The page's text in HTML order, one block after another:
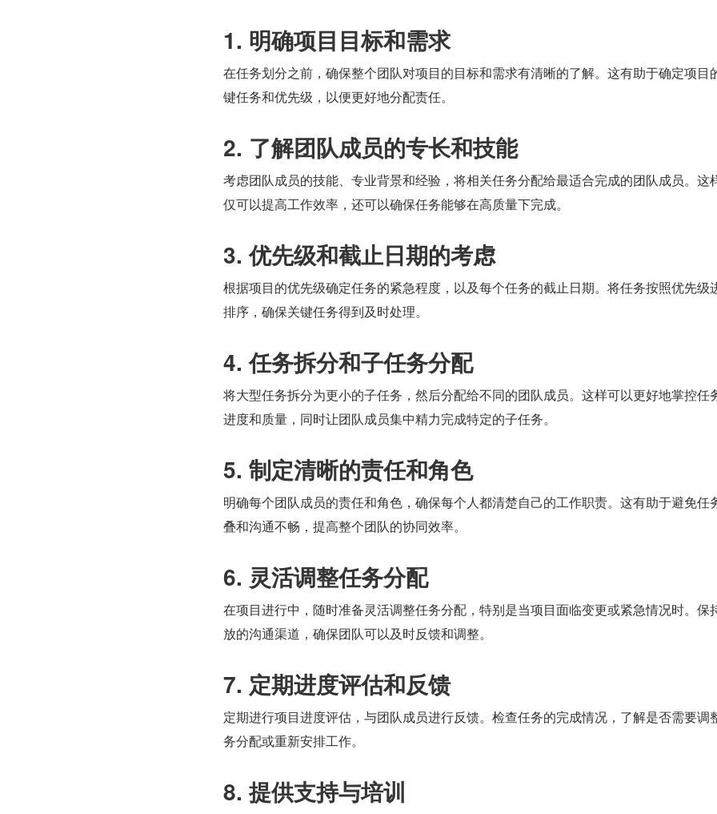
1. 明确项目目标和需求
在任务划分之前，确保整个团队对项目的目标和需求有清晰的了解。这有助于确定项目
键任务和优先级，以便更好地分配责任。
2. 了解团队成员的专长和技能
考虑团队成员的技能、专业背景和经验，将相关任务分配给最适合完成的团队成员。这
仅可以提高工作效率，还可以确保任务能够在高质量下完成。
3. 优先级和截止日期的考虑
根据项目的优先级确定任务的紧急程度，以及每个任务的截止日期。将任务按照优先级
排序，确保关键任务得到及时处理。
4. 任务拆分和子任务分配
将大型任务拆分为更小的子任务，然后分配给不同的团队成员。这样可以更好地掌控任
进度和质量，同时让团队成员集中精力完成特定的子任务。
5. 制定清晰的责任和角色
明确每个团队成员的责任和角色，确保每个人都清楚自己的工作职责。这有助于避免任
叠和沟通不畅，提高整个团队的协同效率。
6. 灵活调整任务分配
在项目进行中，随时准备灵活调整任务分配，特别是当项目面临变更或紧急情况时。保
放的沟通渠道，确保团队可以及时反馈和调整。
7. 定期进度评估和反馈
定期进行项目进度评估，与团队成员进行反馈。检查任务的完成情况，了解是否需要调
务分配或重新安排工作。
8. 提供支持与培训